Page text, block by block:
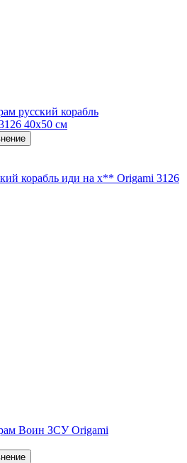
корабль иди на х** Origami 3126